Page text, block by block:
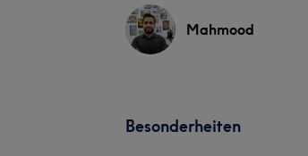
Mahmood
Besonderheiten